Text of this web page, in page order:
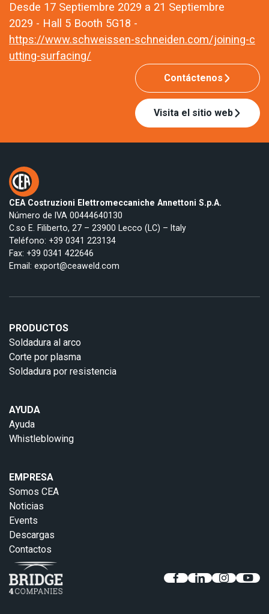
Desde 17 Septiembre 2029 a 21 Septiembre
2029 - Hall 5 Booth 5G18 -
https://www.schweissen-schneiden.com/joining-c
utting-surfacing/
Contáctenos
Visita el sitio web
CEA Costruzioni Elettromeccaniche Annettoni S.p.A.
Número de IVA 00444640130
C.so E. Filiberto, 27 – 23900 Lecco (LC) – Italy
Teléfono: +39 0341 223134
Fax: +39 0341 422646
Email: export@ceaweld.com
PRODUCTOS
Soldadura al arco
Corte por plasma
Soldadura por resistencia
AYUDA
Ayuda
Whistleblowing
EMPRESA
Somos CEA
Noticias
Events
Descargas
Contactos